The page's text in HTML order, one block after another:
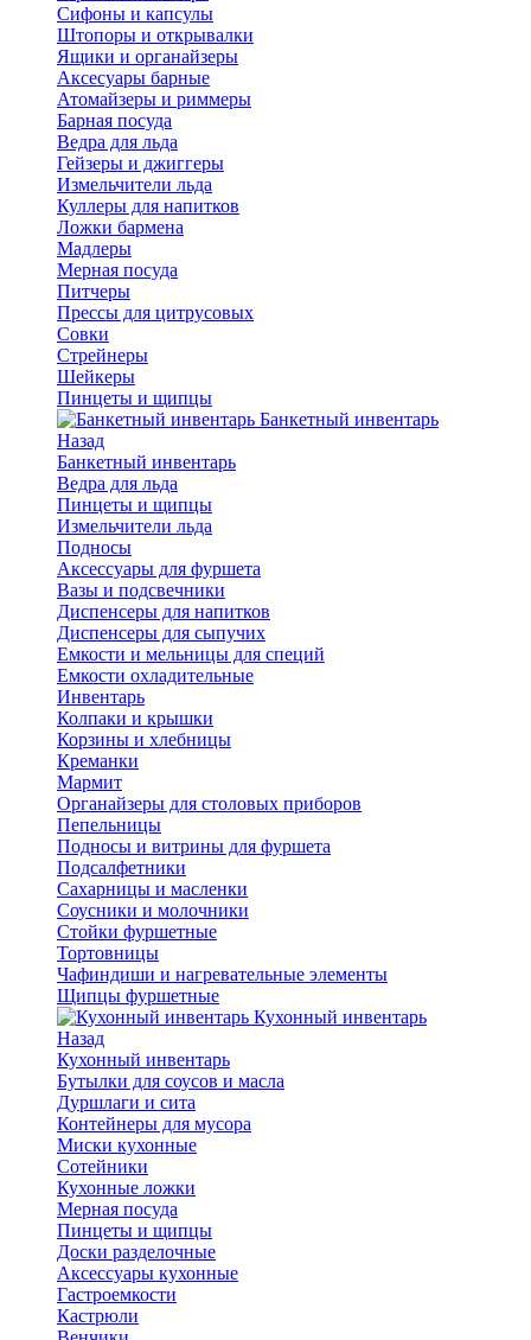
Сифоны и капсулы
Штопоры и открывалки
Ящики и органайзеры
Аксесуары барные
Атомайзеры и риммеры
Барная посуда
Ведра для льда
Гейзеры и джиггеры
Измельчители льда
Куллеры для напитков
Ложки бармена
Мадлеры
Мерная посуда
Питчеры
Прессы для цитрусовых
Совки
Стрейнеры
Шейкеры
Пинцеты и щипцы
Банкетный инвентарь
Назад
Банкетный инвентарь
Ведра для льда
Пинцеты и щипцы
Измельчители льда
Подносы
Аксессуары для фуршета
Вазы и подсвечники
Диспенсеры для напитков
Диспенсеры для сыпучих
Емкости и мельницы для специй
Емкости охладительные
Инвентарь
Колпаки и крышки
Корзины и хлебницы
Креманки
Мармит
Органайзеры для столовых приборов
Пепельницы
Подносы и витрины для фуршета
Подсалфетники
Сахарницы и масленки
Соусники и молочники
Стойки фуршетные
Тортовницы
Чафиндиши и нагревательные элементы
Щипцы фуршетные
Кухонный инвентарь
Назад
Кухонный инвентарь
Бутылки для соусов и масла
Дуршлаги и сита
Контейнеры для мусора
Миски кухонные
Сотейники
Кухонные ложки
Мерная посуда
Пинцеты и щипцы
Доски разделочные
Аксессуары кухонные
Гастроемкости
Кастрюли